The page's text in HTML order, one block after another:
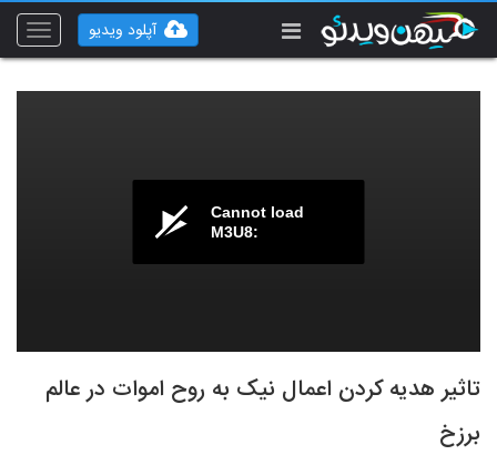
Toggle
آپلود ویدیو
Cannot load
M3U8:
تاثیر هدیه کردن اعمال نیک به روح اموات در عالم
برزخ